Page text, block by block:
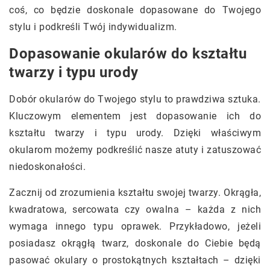
coś, co będzie doskonale dopasowane do Twojego
stylu i podkreśli Twój indywidualizm.
Dopasowanie okularów do kształtu
twarzy i typu urody
Dobór okularów do Twojego stylu to prawdziwa sztuka.
Kluczowym elementem jest dopasowanie ich do
kształtu twarzy i typu urody. Dzięki właściwym
okularom możemy podkreślić nasze atuty i zatuszować
niedoskonałości.
Zacznij od zrozumienia kształtu swojej twarzy. Okrągła,
kwadratowa, sercowata czy owalna – każda z nich
wymaga innego typu oprawek. Przykładowo, jeżeli
posiadasz okrągłą twarz, doskonale do Ciebie będą
pasować okulary o prostokątnych kształtach – dzięki